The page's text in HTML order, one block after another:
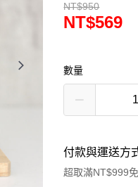
NT$950
NT$569
數量
付款與運送方
超取滿NT$999